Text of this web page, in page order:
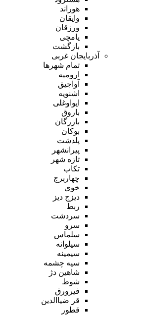
هوراند
وایقان
ورزقان
یامچی
بازگشت
آذربایجان غربی
تمام شهر‌ها
ارومیه
آواجیق
اشنویه
ایواوغلی
باروق
بازرگان
بوکان
پلدشت
پیرانشهر
تازه شهر
تکاب
چهاربرج
خوی
دیزج دیز
ربط
سردشت
سرو
سلماس
سیلوانه
سیمینه
سیه چشمه
شاهین دژ
شوط
فیرورق
قر ضیاالدین
قطور